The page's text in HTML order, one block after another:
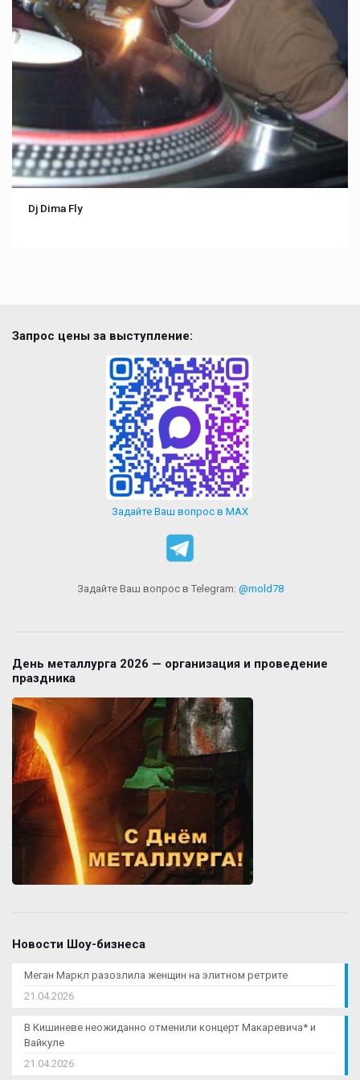
Dj Dima Fly
Запрос цены за выступление:
Задайте Ваш вопрос в MAX
Задайте Ваш вопрос в Telegram: @mold78
День металлурга 2026 — организация и проведение
праздника
Новости Шоу-бизнеса
Меган Маркл разозлила женщин на элитном ретрите
21.04.2026
В Кишиневе неожиданно отменили концерт Макаревича* и
Вайкуле
21.04.2026